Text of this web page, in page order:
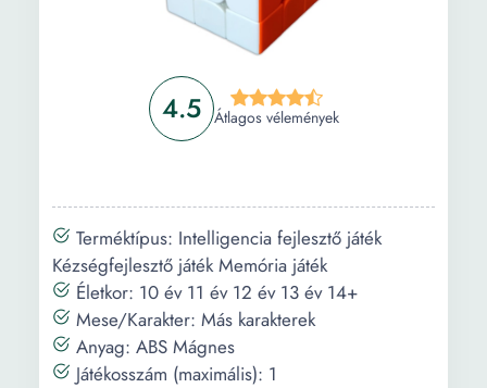
4.5 Átlagos vélemények
Terméktípus: Intelligencia fejlesztő játék
Kézségfejlesztő játék Memória játék
Életkor: 10 év 11 év 12 év 13 év 14+
Mese/Karakter: Más karakterek
Anyag: ABS Mágnes
Játékosszám (maximális): 1